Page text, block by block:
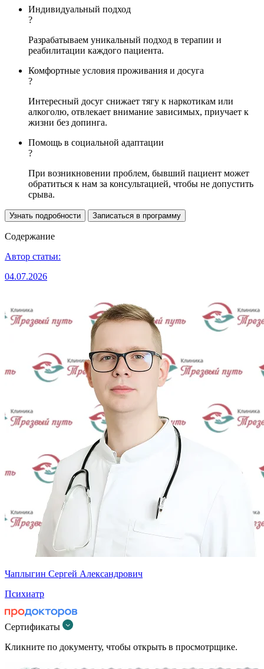
Индивидуальный подход
?
Разрабатываем уникальный подход в терапии и
реабилитации каждого пациента.
Комфортные условия проживания и досуга
?
Интересный досуг снижает тягу к наркотикам или
алкоголю, отвлекает внимание зависимых, приучает к
жизни без допинга.
Помощь в социальной адаптации
?
При возникновении проблем, бывший пациент может
обратиться к нам за консультацией, чтобы не допустить
срыва.
Узнать подробности Записаться в программу
Содержание
Автор статьи:
04.07.2026
Чаплыгин Сергей Александрович
Психиатр
Сертификаты
Кликните по документу, чтобы открыть в просмотрщике.